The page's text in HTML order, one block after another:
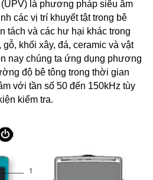
là phương pháp siêu âm
các vị trí khuyết tật trong bê
tách và các hư hại khác trong
khối xây, đá, ceramic và vật
nay chúng ta ứng dụng phương
độ bê tông trong thời gian
với tần số 50 đến 150kHz tùy
kiểm tra.